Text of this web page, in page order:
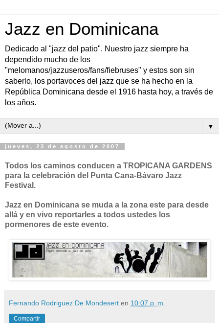
Jazz en Dominicana
Dedicado al "jazz del patio". Nuestro jazz siempre ha
dependido mucho de los
"melomanos/jazzuseros/fans/fiebruses" y estos son sin
saberlo, los portavoces del jazz que se ha hecho en la
República Dominicana desde el 1916 hasta hoy, a través de
los años.
▼
jueves, 23 de agosto de 2007
Todos los caminos conducen a TROPICANA GARDENS
para la celebración del Punta Cana-Bávaro Jazz
Festival.
Jazz en Dominicana se muda a la zona este para desde
allá y en vivo reportarles a todos ustedes los
pormenores de este evento.
Fernando Rodriguez De Mondesert en 10:07 p. m.
Compartir